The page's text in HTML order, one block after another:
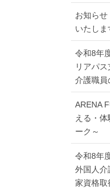
お知ら
いたしま
令和8年
リアパ
介護職員
ARENA
える・
ーク～
令和8年
外国人介
家資格取